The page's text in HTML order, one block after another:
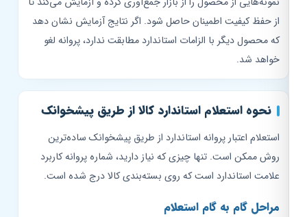
از حفظ کیفیت اطمینان حاصل شود. اگر نتایج آزمایش نشان دهد
که محصول دیگر با الزامات استاندارد مطابقت ندارد، پروانه لغو
خواهد شد.
نحوه استعلام استاندارد کالا از طریق پیشخوانک
استعلام اعتبار پروانه استاندارد از طریق پیشخوانک ساده‌ترین
روش ممکن است. تنها چیزی که نیاز دارید، شماره پروانه کاربرد
علامت استاندارد است که روی بسته‌بندی کالا درج شده است.
مراحل گام به گام استعلام